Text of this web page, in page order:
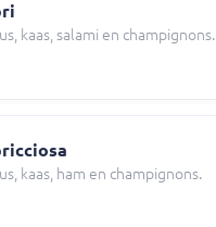
kaas, salami en champignons.
kaas, ham en champignons.